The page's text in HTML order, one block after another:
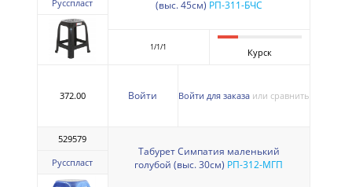
Русспласт
(выс. 45см) РП-311-БЧС
1/1/1 Курск
372.00 Войти Войти для заказа или сравнить
529579
Русспласт
Табурет Симпатия маленький
голубой (выс. 30см) РП-312-МГП